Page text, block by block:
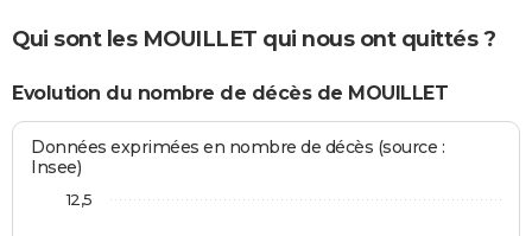
Qui sont les MOUILLET qui nous ont quittés ?
Evolution du nombre de décès de MOUILLET
Données exprimées en nombre de décès (source :
Insee)
12,5